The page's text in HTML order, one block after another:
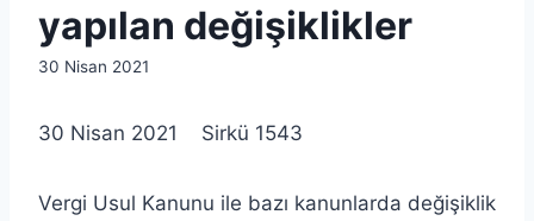
yapılan değişiklikler
By
30 Nisan 2021
30 Nisan 2021 Sirkü 1543
Vergi Usul Kanunu ile bazı kanunlarda değişiklik